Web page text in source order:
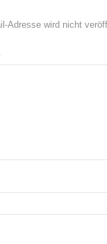
Adresse wird nicht